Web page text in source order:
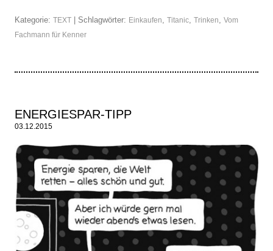
Kategorie: TEXT | Schlagwörter: Einkaufen Titanic Trinken
Vom
Fachmann für Kenner
ENERGIESPAR-TIPP
03.12.2015